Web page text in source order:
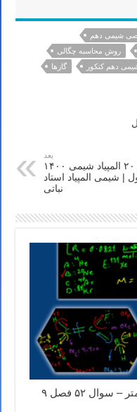
شیمی دهم
روش محاسبه چگالی
دهم کنکور
گازها
بعد
تحلیل سوال ۲۰ المپیاد شیمی ۱۴۰۰
| شیمی المپیاد استاد
نباتی
رابطه چگالی مایعات با ارتفاع بارومتر – سوال ۵۲ فصل ۹